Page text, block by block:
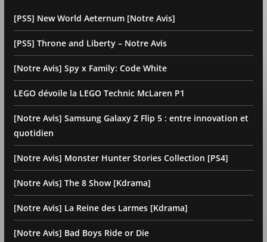
[PS5] New World Aeternum [Notre Avis]
[PS5] Throne and Liberty – Notre Avis
[Notre Avis] Spy x Family: Code White
LEGO dévoile la LEGO Technic McLaren P1
[Notre Avis] Samsung Galaxy Z Flip 5 : entre innovation et
quotidien
[Notre Avis] Monster Hunter Stories Collection [PS4]
[Notre Avis] The 8 Show [Kdrama]
[Notre Avis] La Reine des Larmes [Kdrama]
[Notre Avis] Bad Boys Ride or Die